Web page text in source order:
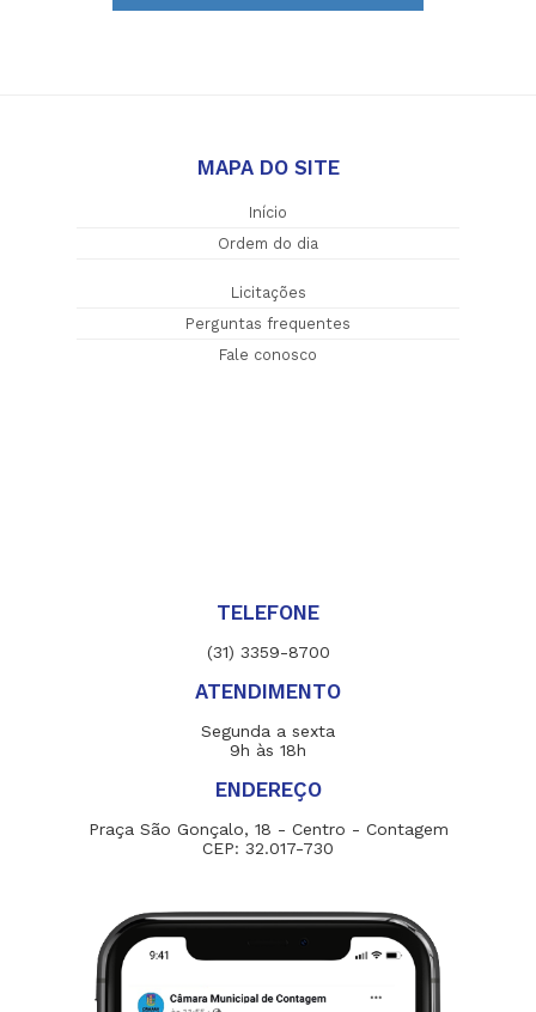
MAPA DO SITE
Início
Ordem do dia
Licitações
Perguntas frequentes
Fale conosco
TELEFONE
(31) 3359-8700
ATENDIMENTO
Segunda a sexta
9h às 18h
ENDEREÇO
Praça São Gonçalo, 18 - Centro - Contagem
CEP: 32.017-730